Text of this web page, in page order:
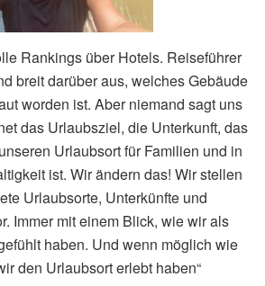
Rankings über Hotels. Reiseführer
breit darüber aus, welches Gebäude
worden ist. Aber niemand sagt uns
das Urlaubsziel, die Unterkunft, das
Urlaubsort für Familien und in
ist. Wir ändern das! Wir stellen
Urlaubsorte, Unterkünfte und
Immer mit einem Blick, wie wir als
haben. Und wenn möglich wie
den Urlaubsort erlebt haben“